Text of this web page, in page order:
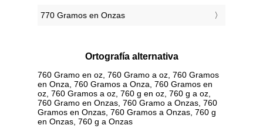
770 Gramos en Onzas
Ortografía alternativa
760 Gramo en oz, 760 Gramo a oz, 760 Gramos
en Onza, 760 Gramos a Onza, 760 Gramos en
oz, 760 Gramos a oz, 760 g en oz, 760 g a oz,
760 Gramo en Onzas, 760 Gramo a Onzas, 760
Gramos en Onzas, 760 Gramos a Onzas, 760 g
en Onzas, 760 g a Onzas